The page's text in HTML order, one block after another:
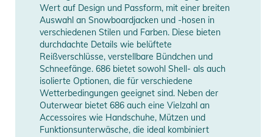
dem Schuh
- Komplett verschweißte Bemis® Nähte zum Schutz vor
Feuchtigkeit
- Integrierter Gürtel mit Schnalle für individuelle Passform
- Elastischer Beinabschluss für Bewegungsfreiheit
- Funktionales 2-Taschen-Design
Produktinformationen und
Sicherheitshinweise
Wert auf Design und Passform, mit einer breiten
Auswahl an Snowboardjacken und -hosen in
verschiedenen Stilen und Farben. Diese bieten
durchdachte Details wie belüftete
Reißverschlüsse, verstellbare Bündchen und
Schneefänge. 686 bietet sowohl Shell- als auch
isolierte Optionen, die für verschiedene
Wetterbedingungen geeignet sind. Neben der
Outerwear bietet 686 auch eine Vielzahl an
Accessoires wie Handschuhe, Mützen und
Funktionsunterwäsche, die ideal kombiniert